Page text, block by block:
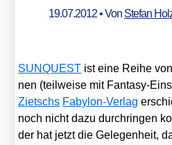
19.07.2012• Von Stefan
SUNQUEST ist eine Rei­he
nen (teil­wei­se mit Fan­ta­sy-
Zietschs Faby­lon-Ver­lag
noch nicht dazu durch­rin­gen
der hat jetzt die Gele­gen­heit,